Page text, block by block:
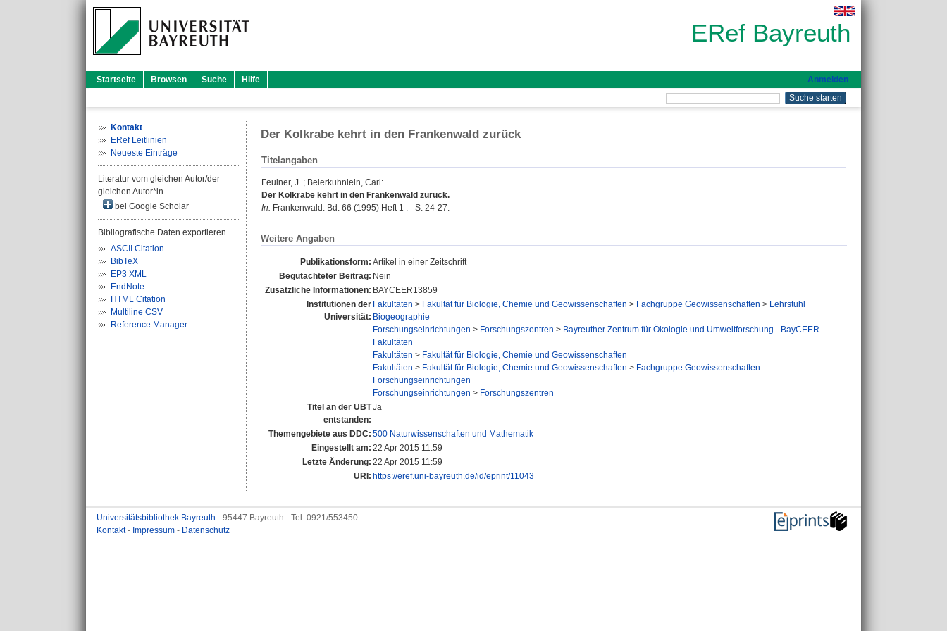
ERef Bayreuth
Startseite Browsen Suche Hilfe Anmelden
Kontakt
ERef Leitlinien
Neueste Einträge
Literatur vom gleichen Autor/der
gleichen Autor*in
bei Google Scholar
Bibliografische Daten exportieren
ASCII Citation
BibTeX
EP3 XML
EndNote
HTML Citation
Multiline CSV
Reference Manager
Der Kolkrabe kehrt in den Frankenwald zurück
Titelangaben
Feulner, J. ; Beierkuhnlein, Carl :
Der Kolkrabe kehrt in den Frankenwald zurück.
In: Frankenwald. Bd. 66 (1995) Heft 1 . - S. 24-27.
Weitere Angaben
Publikationsform: Artikel in einer Zeitschrift
Begutachteter Beitrag: Nein
Zusätzliche Informationen: BAYCEER13859
Institutionen der
Universität:
Fakultäten > Fakultät für Biologie, Chemie und Geowissenschaften > Fachgruppe Geowissenschaften > Lehrstuhl
Biogeographie
Forschungseinrichtungen > Forschungszentren > Bayreuther Zentrum für Ökologie und Umweltforschung - BayCEER
Fakultäten
Fakultäten > Fakultät für Biologie, Chemie und Geowissenschaften
Fakultäten > Fakultät für Biologie, Chemie und Geowissenschaften > Fachgruppe Geowissenschaften
Forschungseinrichtungen
Forschungseinrichtungen > Forschungszentren
Titel an der UBT
entstanden:
Ja
Themengebiete aus DDC: 500 Naturwissenschaften und Mathematik
Eingestellt am: 22 Apr 2015 11:59
Letzte Änderung: 22 Apr 2015 11:59
URI: https://eref.uni-bayreuth.de/id/eprint/11043
Universitätsbibliothek Bayreuth - 95447 Bayreuth - Tel. 0921/553450
Kontakt- Impressum - Datenschutz